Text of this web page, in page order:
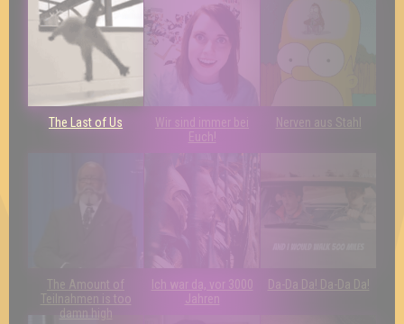
The Last of Us
Wir sind immer bei
Euch!
Nerven aus Stahl
The Amount of
Teilnahmen is too
damn high
Ich war da, vor 3000
Jahren
Da-Da Da! Da-Da Da!